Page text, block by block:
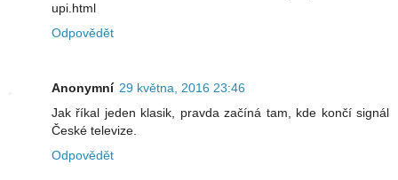
upi.html
Odpovědět
Anonymní 29 května, 2016 23:46
Jak říkal jeden klasik, pravda začíná tam, kde končí signál
České televize.
Odpovědět